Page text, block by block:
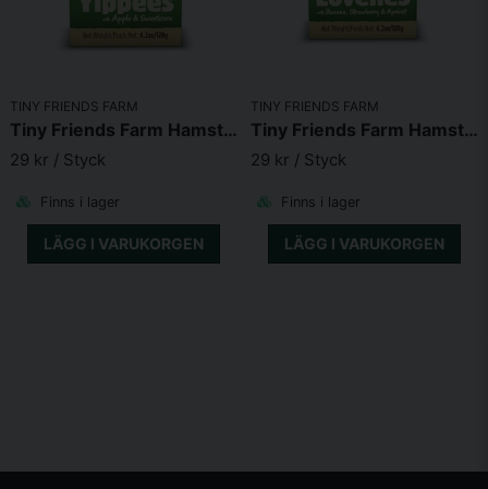
TINY FRIENDS FARM
Tiny Friends Farm Hamster Yippees 120g
29 kr / Styck
Finns i lager
LÄGG I VARUKORGEN
TINY FRIENDS FARM
Tiny Friends Farm Hamster Lovelies 120g
29 kr / Styck
Finns i lager
LÄGG I VARUKORGEN